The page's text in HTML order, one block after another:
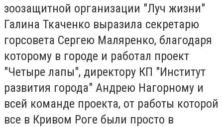
зоозащитной организации "Луч жизни"
Галина Ткаченко выразила секретарю
горсовета Сергею Маляренко, благодаря
которому в городе и работал проект
"Четыре лапы", директору КП "Институт
развития города" Андрею Нагорному и
всей команде проекта, от работы которой
все в Кривом Роге были просто в